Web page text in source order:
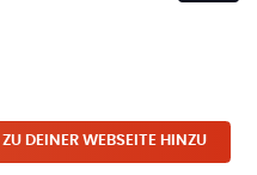
ZU DEINER WEBSEITE HINZU